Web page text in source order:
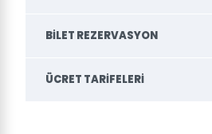
BILET REZERVASYON
ÜCRET TARIFELERI